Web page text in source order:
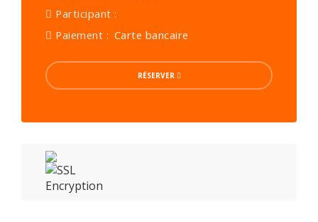
Participant :
Paiement : Carte bancaire
RÉSERVER